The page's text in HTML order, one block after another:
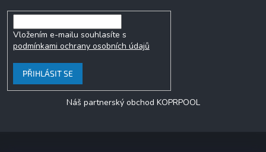
Vložením e-mailu souhlasíte s
podmínkami ochrany osobních údajů
PŘIHLÁSIT SE
Náš partnerský obchod KOPRPOOL